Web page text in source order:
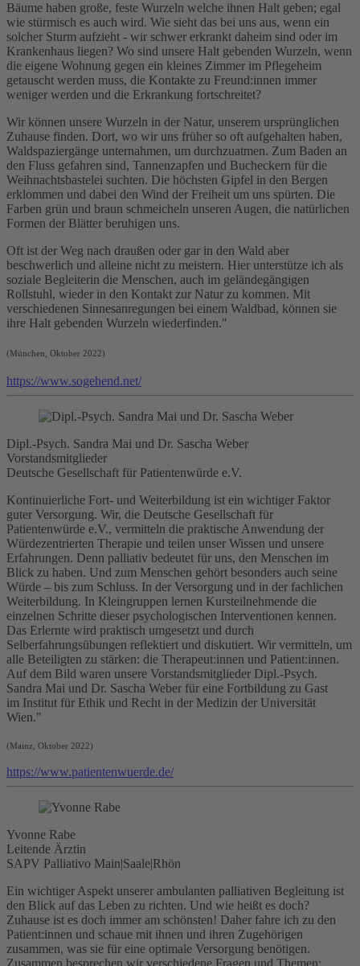
Bäume haben große, feste Wurzeln welche ihnen Halt geben; egal
wie stürmisch es auch wird. Wie sieht das bei uns aus, wenn ein
solcher Sturm aufzieht - wir schwer erkrankt daheim sind oder im
Krankenhaus liegen? Wo sind unsere Halt gebenden Wurzeln, wenn
die eigene Wohnung gegen ein kleines Zimmer im Pflegeheim
getauscht werden muss, die Kontakte zu Freund:innen immer
weniger werden und die Erkrankung fortschreitet?
Wir können unsere Wurzeln in der Natur, unserem ursprünglichen
Zuhause finden. Dort, wo wir uns früher so oft aufgehalten haben,
Waldspaziergänge unternahmen, um durchzuatmen. Zum Baden an
den Fluss gefahren sind, Tannenzapfen und Bucheckern für die
Weihnachtsbastelei suchten. Die höchsten Gipfel in den Bergen
erklommen und dabei den Wind der Freiheit um uns spürten. Die
Farben grün und braun schmeicheln unseren Augen, die natürlichen
Formen der Blätter beruhigen uns.
Oft ist der Weg nach draußen oder gar in den Wald aber
beschwerlich und alleine nicht zu meistern. Hier unterstütze ich als
soziale Begleiterin die Menschen, auch im geländegängigen
Rollstuhl, wieder in den Kontakt zur Natur zu kommen. Mit
verschiedenen Sinnesanregungen bei einem Waldbad, können sie
ihre Halt gebenden Wurzeln wiederfinden."
(München, Oktober 2022)
https://www.sogehend.net/
Dipl.-Psych. Sandra Mai und Dr. Sascha Weber
Vorstandsmitglieder
Deutsche Gesellschaft für Patientenwürde e.V.
Kontinuierliche Fort- und Weiterbildung ist ein wichtiger Faktor
guter Versorgung. Wir, die Deutsche Gesellschaft für
Patientenwürde e.V., vermitteln die praktische Anwendung der
Würdezentrierten Therapie und teilen unser Wissen und unsere
Erfahrungen. Denn palliativ bedeutet für uns, den Menschen im
Blick zu haben. Und zum Menschen gehört besonders auch seine
Würde – bis zum Schluss. In der Versorgung und in der fachlichen
Weiterbildung. In Kleingruppen lernen Kursteilnehmende die
einzelnen Schritte dieser psychologischen Interventionen kennen.
Das Erlernte wird praktisch umgesetzt und durch
Selberfahrungsübungen reflektiert und diskutiert. Wir vermitteln, um
alle Beteiligten zu stärken: die Therapeut:innen und Patient:innen.
Auf dem Bild waren unsere Vorstandsmitglieder Dipl.-Psych.
Sandra Mai und Dr. Sascha Weber für eine Fortbildung zu Gast
im Institut für Ethik und Recht in der Medizin der Universität
Wien."
(Mainz, Oktober 2022)
https://www.patientenwuerde.de/
Yvonne Rabe
Leitende Ärztin
SAPV Palliativo Main|Saale|Rhön
Ein wichtiger Aspekt unserer ambulanten palliativen Begleitung ist
den Blick auf das Leben zu richten. Und wie heißt es doch?
Zuhause ist es doch immer am schönsten! Daher fahre ich zu den
Patient:innen und schaue mit ihnen und ihren Zugehörigen
zusammen, was sie für eine optimale Versorgung benötigen.
Zusammen besprechen wir verschiedene Fragen und Themen: